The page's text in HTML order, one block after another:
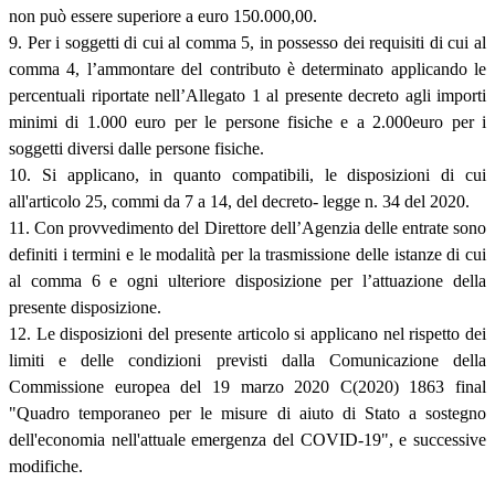
non può essere superiore a euro 150.000,00.
9. Per i soggetti di cui al comma 5, in possesso dei requisiti di cui al
comma 4, l’ammontare del contributo è determinato applicando le
percentuali riportate nell’Allegato 1 al presente decreto agli importi
minimi di 1.000 euro per le persone fisiche e a 2.000euro per i
soggetti diversi dalle persone fisiche.
10. Si applicano, in quanto compatibili, le disposizioni di cui
all'articolo 25, commi da 7 a 14, del decreto- legge n. 34 del 2020.
11. Con provvedimento del Direttore dell’Agenzia delle entrate sono
definiti i termini e le modalità per la trasmissione delle istanze di cui
al comma 6 e ogni ulteriore disposizione per l’attuazione della
presente disposizione.
12. Le disposizioni del presente articolo si applicano nel rispetto dei
limiti e delle condizioni previsti dalla Comunicazione della
Commissione europea del 19 marzo 2020 C(2020) 1863 final
"Quadro temporaneo per le misure di aiuto di Stato a sostegno
dell'economia nell'attuale emergenza del COVID-19", e successive
modifiche.